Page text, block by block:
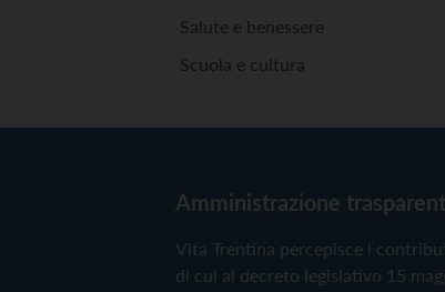
Salute e benessere
Scuola e cultura
Amministrazione
Vita Trentina percepisce i
di cui al decreto legislativo 15